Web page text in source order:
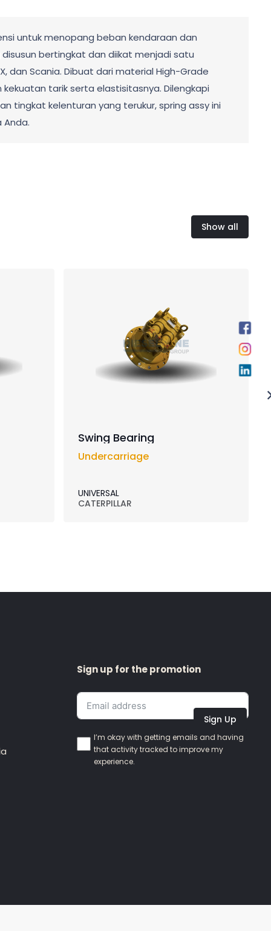
untuk menopang beban kendaraan dan
bertingkat dan diikat menjadi satu
dan Scania. Dibuat dari material High-Grade
tarik serta elastisitasnya. Dilengkapi
tingkat kelenturan yang terukur, spring assy ini
Show all
Swing Bearing
Undercarriage
UNIVERSAL
CATERPILLAR
Sign up for the promotion
Sign Up
I’m okay with getting emails and having
that activity tracked to improve my
experience.